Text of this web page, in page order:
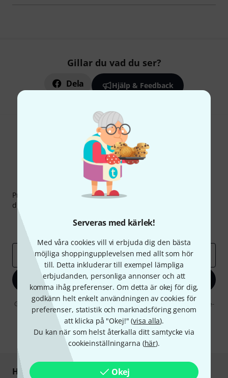
Serveras med kärlek!
Med våra cookies vill vi erbjuda dig den bästa
möjliga shoppingupplevelsen med allt som hör
till. Detta inkluderar till exempel lämpliga
erbjudanden, personliga annonser och att
komma ihåg preferenser. Om detta är okej för dig,
godkänn helt enkelt användningen av cookies för
preferenser, statistik och marknadsföring genom
att klicka på "Okej!" (visa alla).
Du kan när som helst återkalla ditt samtycke via
cookieinställningarna (här).
Okej
Gillar du vad du ser?
Dela Hjälp & Feedback
Thomann nyhetsbrev
Prenumererar på Thomanns Nyhetsbrev på engelska och
du kan med lite tur vinna en
Inspirerande inlägg
Erbjudanden
E-postadress*
Registrera dig nu
Genom att klicka på "Registrera dig nu" samtycker jag till att ta emot e-
postreklam. Avregistrering är möjlig när som helst. Du finner mer
information om nyhetsbrevet i vårsekretesspolicy
* Nödvändig
Handla och betala säkert